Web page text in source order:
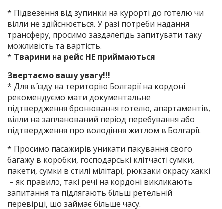
* Підвезення від зупинки на курорті до готелю чи
вілли не здійснюється. У разі потреби надання
трансферу, просимо заздалегідь запитувати таку
можливість та вартість.
* Тварини на рейс НЕ приймаються
Звертаємо вашу увагу!!!
* Для в'їзду на територію Болгарії на кордоні
рекомендуємо мати документальне
підтвердження бронювання готелю, апартаментів,
вілли на запланований період перебування або
підтвердження про володіння житлом в Болгарії.
* Просимо пасажирів уникати пакування свого
багажу в коробки, господарські клітчасті сумки,
пакети, сумки в стилі мілітарі, рюкзаки окрасу хаккі
– як правило, такі речі на кордоні викликають
запитання та підлягають більш ретельній
перевірці, що займає більше часу.